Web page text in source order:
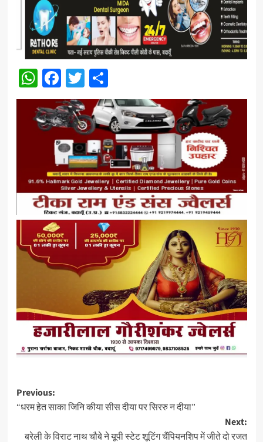
WhatsApp
Facebook
Twitter
Share
Post
navigation
Previous:
“धरम हेत साका जिनि कीया सीस दीया पर सिररु न दीया”
Next:
बरेली के विराट नाथ चौबे ने यूपी स्टेट शूटिंग चैंपियनशिप में जीते दो रजत